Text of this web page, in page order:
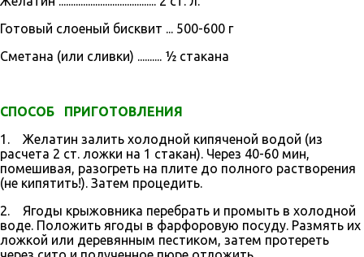
Готовый слоеный бисквит ... 500-600 г
Сметана (или сливки) .......... ½ стакана
СПОСОБ ПРИГОТОВЛЕНИЯ
1. Желатин залить холодной кипяченой водой (из
расчета 2 ст. ложки на 1 стакан). Через 40-60 мин,
помешивая, разогреть на плите до полного растворения
(не кипятить!). Затем процедить.
2. Ягоды крыжовника перебрать и промыть в хо­лодной
воде. Положить ягоды в фарфоровую посуду. Размять их
ложкой или деревянным пе­стиком, затем протереть